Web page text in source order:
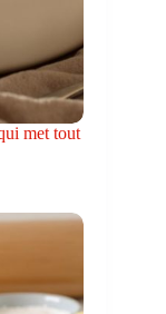
met tout